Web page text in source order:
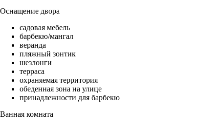
Оснащение двора
садовая мебель
барбекю/мангал
веранда
пляжный зонтик
шезлонги
терраса
охраняемая территория
обеденная зона на улице
принадлежности для барбекю
Ванная комната